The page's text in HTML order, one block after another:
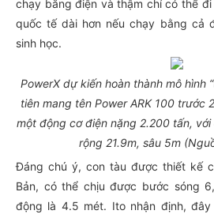
chạy bằng điện và thậm chí có thể
quốc tế dài hơn nếu chạy bằng cả
sinh học.
PowerX dự kiến hoàn thành mô hình
tiên mang tên Power ARK 100 trước
một động cơ điện nặng 2.200 tấn,
rộng 21.9m, sâu 5m
Đáng chú ý, con tàu được thiết kế
Bản, có thể chịu được bước sóng
động là 4.5 mét. Ito nhận định,